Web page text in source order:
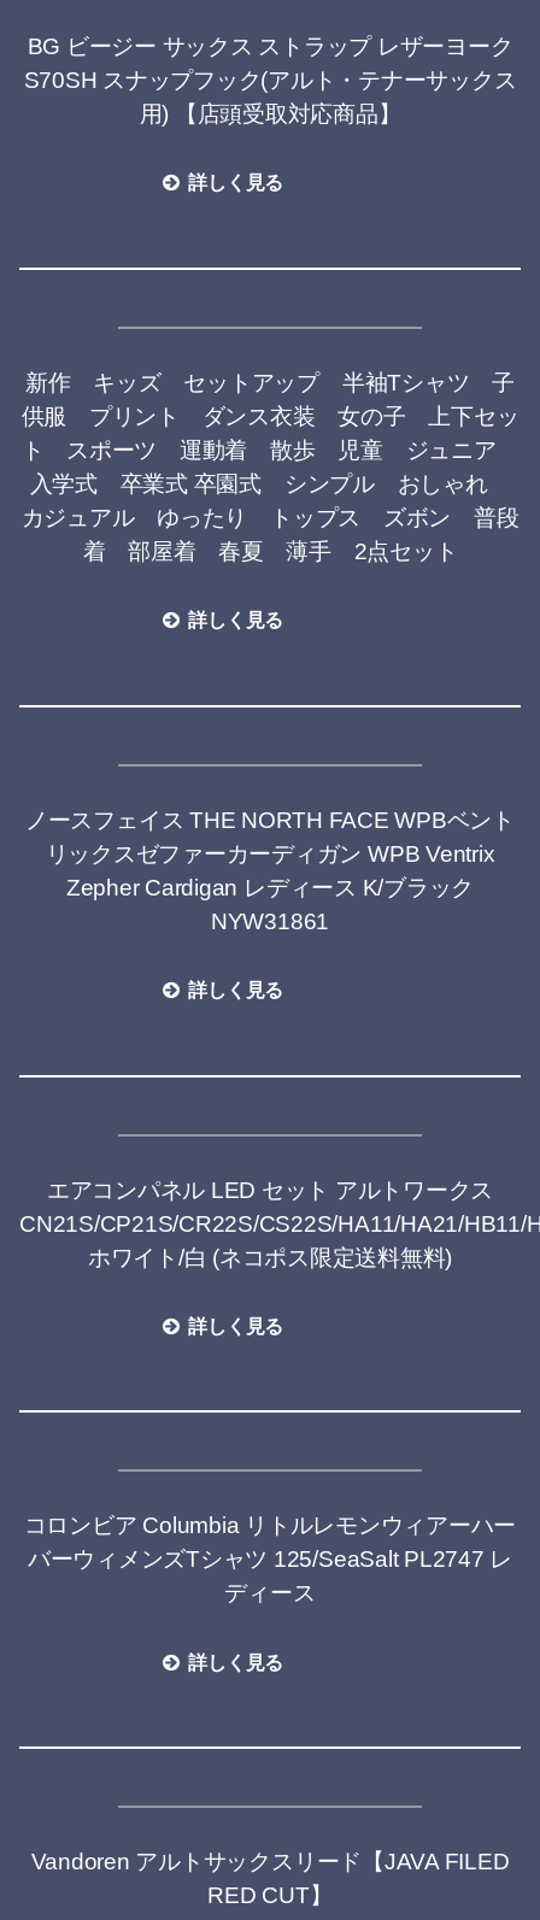
BG ビージー サックス ストラップ レザーヨーク
S70SH スナップフック(アルト・テナーサックス
用) 【店頭受取対応商品】
詳しく見る
新作 キッズ セットアップ 半袖Tシャツ 子
供服 プリント ダンス衣装 女の子 上下セッ
ト スポーツ 運動着 散歩 児童 ジュニア
入学式 卒業式 卒園式 シンプル おしゃれ
カジュアル ゆったり トップス ズボン 普段
着 部屋着 春夏 薄手 2点セット
詳しく見る
ノースフェイス THE NORTH FACE WPBベント
リックスゼファーカーディガン WPB Ventrix
Zepher Cardigan レディース K/ブラック
NYW31861
詳しく見る
エアコンパネル LED セット アルトワークス
CN21S/CP21S/CR22S/CS22S/HA11/HA21/HB11/
ホワイト/白 (ネコポス限定送料無料)
詳しく見る
コロンビア Columbia リトルレモンウィアーハー
バーウィメンズTシャツ 125/SeaSalt PL2747 レ
ディース
詳しく見る
Vandoren アルトサックスリード【JAVA FILED
RED CUT】